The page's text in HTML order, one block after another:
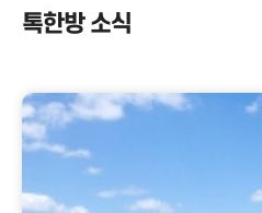
톡한방 소식